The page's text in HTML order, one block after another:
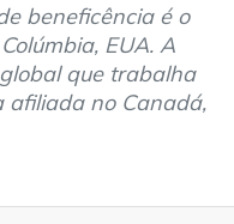
beneficência é o
EUA. A
que trabalha
afiliada no Canadá,